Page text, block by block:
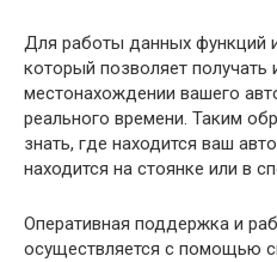
Для работы данных функций
который позволяет
местонахождении вашего
реального времени. Таким
знать, где находится ваш
находится на стоянке или в
Оперативная поддержка и
осуществляется с помощью